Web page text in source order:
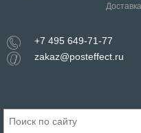
Доставка
+7 495 649-71-77
zakaz@posteffect.ru